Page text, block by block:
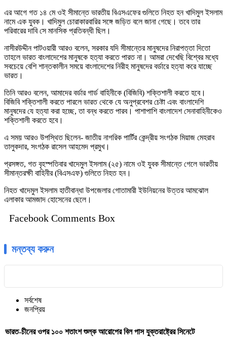
এর আগে গত ১৪ মে ওই সীমান্তে ভারতীয় বিএসএফের গুলিতে নিহত হন খাদিমুল ইসলাম
নামে এক যুবক। খাদিমুল চোরাকারবারির সঙ্গে জড়িত বলে জানা গেছে। তবে তার
পরিবারের দাবি সে মানসিক প্রতিবন্ধী ছিল।
নাসীরউদ্দীন পাটওয়ারী আরও বলেন, সরকার যদি সীমান্তের মানুষদের নিরাপত্তা দিতো
তাহলে ভারত বাংলাদেশের মানুষকে হত্যা করতে পারত না। আমরা দেখেছি বিশ্বের মধ্যে
সবচেয়ে বেশি শান্তকালীন সময়ে বাংলাদেশের নিরীহ মানুষদের বর্ডারে হত্যা করে যাচ্ছে
ভারত।
তিনি আরও বলেন, আমাদের বর্ডার গার্ড বাহিনীকে (বিজিবি) শক্তিশালী করতে হবে।
বিজিবি শক্তিশালী করতে পারলে ভারত থেকে যে অনুপ্রবেশর চেষ্টা এবং বাংলাদেশি
মানুষদের যে হত্যা করা হচ্ছে, তা বন্ধ করতে পারব। পাশাপাশি বাংলাদেশ সেনাবাহিনীকেও
শক্তিশালী করতে হবে।
এ সময় আরও উপস্থিত ছিলেন- জাতীয় নাগরিক পার্টির কেন্দ্রীয় সংগঠক মিয়াজ মেহরাব
তালুকদার, সংগঠক রাসেল আহমেদ প্রমুখ।
প্রসঙ্গত, গত বৃহস্পতিবার খাদেমুল ইসলাম (২৫) নামে ওই যুবক সীমান্তে গেলে ভারতীয়
সীমান্তরক্ষী বাহিনীর (বিএসএফ) গুলিতে নিহত হন।
নিহত খাদেমুল ইসলাম হাতীবান্ধা উপজেলার গোতামারী ইউনিয়নের উত্তর আমঝোল
এলাকার আমজাদ হোসেনের ছেলে।
Facebook Comments Box
মন্তব্য করুন
সর্বশেষ
জনপ্রিয়
ভারত-চীনের ওপর ১০০ শতাংশ শুল্ক আরোপের বিল পাস যুক্তরাষ্ট্রের সিনেটে